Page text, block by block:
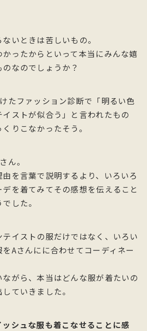
いときは苦しいもの。
ったからといって本当にみんな嬉
なのでしょうか？
たファッション診断で「明るい色
ストが似合う」と言われたもの
りこなかったそう。
ん。
由を言葉で説明するより、いろいろ
を着てみてその感想を伝えること
した。
イストの服だけではなく、いろい
Aさんにに合わせてコーディネー
がら、本当はどんな服が着たいの
ていきました。
ッシュな服も着こなせることに感